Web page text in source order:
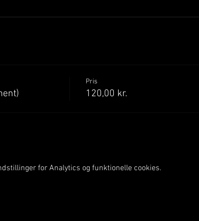
Pris
120,00 kr.
for Analytics og funktionelle cookies.